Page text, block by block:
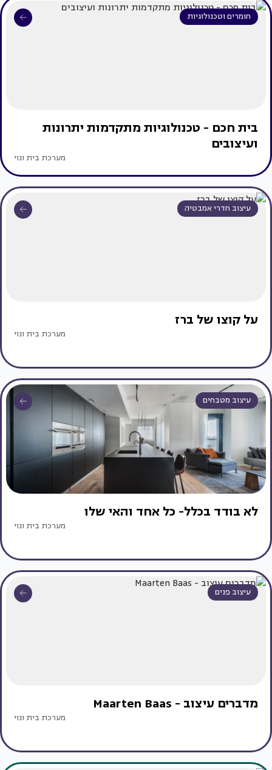
חומרים וטכנולוגיות
בית חכם - טכנולוגיות מתקדמות יתרונות
ועיצובים
מערכת בית ונוי
עיצוב חדרי אמבטיה
על קוצו של ברז
מערכת בית ונוי
עיצוב מטבחים
לא בודד בכלל- כל אחד והאי שלו
מערכת בית ונוי
עיצוב פנים
מדברים עיצוב - Maarten Baas
מערכת בית ונוי